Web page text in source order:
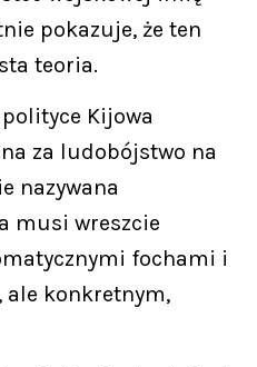
pokazuje, że ten
teoria.
Kijowa
za ludobójstwo na
nazywana
musi wreszcie
fochami i
ale konkretnym,